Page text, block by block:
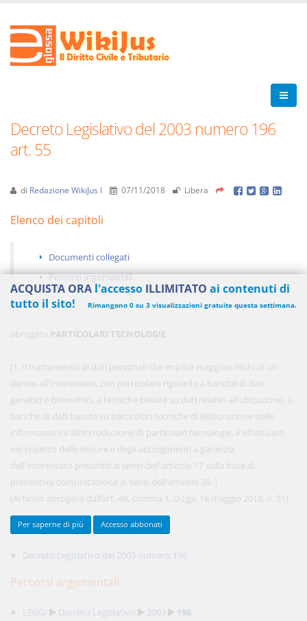
Decreto Legislativo del 2003 numero 196
art. 55
di Redazione WikiJus I 07/11/2018 Libera
Elenco dei capitoli
Documenti collegati
Percorsi argomentali
abrogato PARTICOLARI TECNOLOGIE
[1. Il trattamento di dati personali che implica maggiori rischi di un
danno all'interessato, con particolare riguardo a banche di dati
genetici o biometrici, a tecniche basate su dati relativi all'ubicazione, a
banche di dati basate su particolari tecniche di elaborazione delle
informazioni e all'introduzione di particolari tecnologie, è effettuato
nel rispetto delle misure e degli accorgimenti a garanzia
dell'interessato prescritti ai sensi dell'articolo 17 sulla base di
preventiva comunicazione ai sensi dell'articolo 39. ]
(Articolo abrogato dall’art. 49, comma 1, D.Lgs. 18 maggio 2018, n. 51)
Documenti collegati
Decreto Legislativo del 2003 numero 196
Percorsi argomentali
LEGGI Decreto Legislativo 2003 196
ACQUISTA ORA l'accesso ILLIMITATO ai contenuti di
tutto il sito!
Rimangono 0 su 3 visualizzazioni gratuite questa settimana.
450,00 € ANNUALI
570.00€ risparmi il 21%!
Acquista ora
Acquista ora
Per saperne di più Accesso abbonati